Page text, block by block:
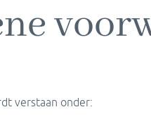
verstaan onder: